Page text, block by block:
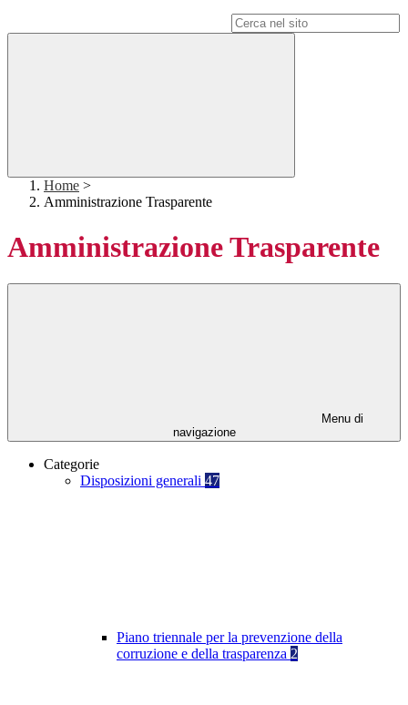
Home >
Amministrazione Trasparente
Amministrazione Trasparente
Menu di
navigazione
Categorie
Disposizioni generali 47
Piano triennale per la prevenzione della
corruzione e della trasparenza 2